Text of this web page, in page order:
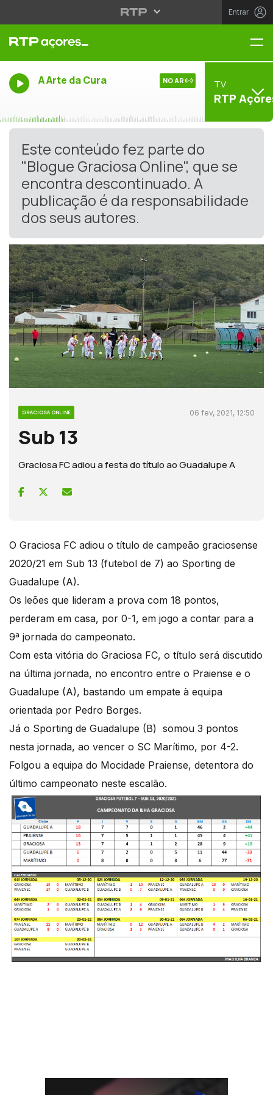
Entrar
A Arte da Cura NO AR TV
RTP
Este conteúdo fez parte do
"Blogue Graciosa Online", que se
encontra descontinuado. A
publicação é da responsabilidade
dos seus autores.
GRACIOSA ONLINE 06 fev, 2021, 12:50
Sub 13
Graciosa FC adiou a festa do título ao Guadalupe A
O Graciosa FC adiou o título de campeão graciosense
2020/21 em Sub 13 (futebol de 7) ao Sporting de
Guadalupe (A).
Os leões que lideram a prova com 18 pontos,
perderam em casa, por 0-1, em jogo a contar para a
9ª jornada do campeonato.
Com esta vitória do Graciosa FC, o título será discutido
na última jornada, no encontro entre o Praiense e o
Guadalupe (A), bastando um empate à equipa
orientada por Pedro Borges.
Já o Sporting de Guadalupe (B) somou 3 pontos
nesta jornada, ao vencer o SC Marítimo, por 4-2.
Folgou a equipa do Mocidade Praiense, detentora do
último campeonato neste escalão.